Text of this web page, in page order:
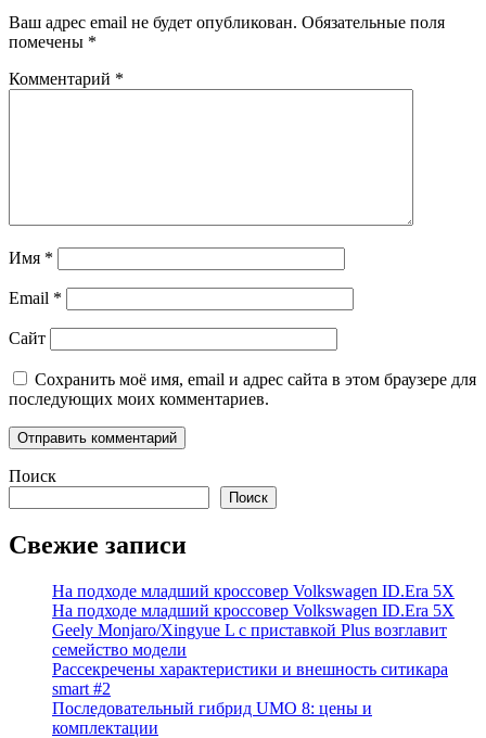
Ваш адрес email не будет опубликован. Обязательные поля
помечены *
Комментарий *
Имя *
Email *
Сайт
Сохранить моё имя, email и адрес сайта в этом браузере для
последующих моих комментариев.
Поиск
Поиск
Свежие записи
На подходе младший кроссовер Volkswagen ID.Era 5X
На подходе младший кроссовер Volkswagen ID.Era 5X
Geely Monjaro/Xingyue L с приставкой Plus возглавит
семейство модели
Рассекречены характеристики и внешность ситикара
smart #2
Последовательный гибрид UMO 8: цены и
комплектации